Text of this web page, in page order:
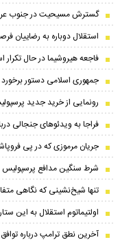
گسترش مسیحیت در جنوب
استقلال دوباره به رضاییان
فاجعه هیروشیما در حال
جمهوری اسلامی دستور
رونمایی از خرید جدید
فراجا به ویدئوهای جنجالی
جریان مرموزی که در پی
شرط سنگین مدافع پرسپولیس
تنها شیخ‌نشینی که نگاهی
اولتیماتوم استقلال به این
آخرین نطق ترامپ درباره توافق